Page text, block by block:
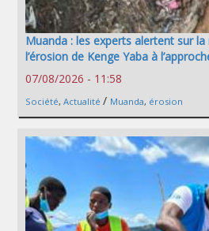
Muanda : les experts alertent sur
l’érosion de Kenge Yaba à
07/08/2026 - 11:58
Société, Actualité / Muanda, érosion